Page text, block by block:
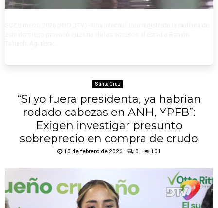
Santa Cruz
“Si yo fuera presidenta, ya habrían
rodado cabezas en ANH, YPFB”:
Exigen investigar presunto
sobreprecio en compra de crudo
10 de febrero de 2026 0 101